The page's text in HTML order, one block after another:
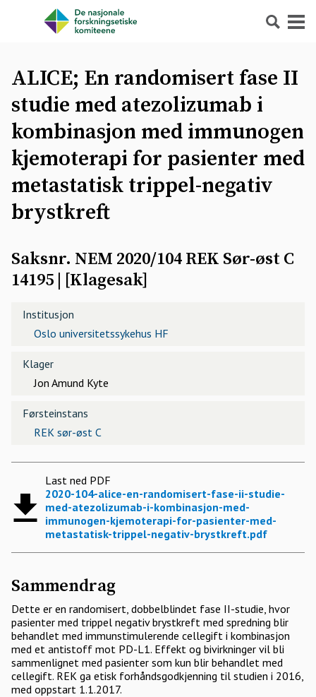
Søk Meny
ALICE; En randomisert fase II
studie med atezolizumab i
kombinasjon med immunogen
kjemoterapi for pasienter med
metastatisk trippel-negativ
brystkreft
Saksnr. NEM 2020/104 REK Sør-øst C
14195 | [Klagesak]
Institusjon
Oslo universitetssykehus HF
Klager
Jon Amund Kyte
Førsteinstans
REK sør-øst C
Last ned PDF
2020-104-alice-en-randomisert-fase-ii-studie-
med-atezolizumab-i-kombinasjon-med-
immunogen-kjemoterapi-for-pasienter-med-
metastatisk-trippel-negativ-brystkreft.pdf
Sammendrag
Dette er en randomisert, dobbelblindet fase II-studie, hvor
pasienter med trippel negativ brystkreft med spredning blir
behandlet med immunstimulerende cellegift i kombinasjon
med et antistoff mot PD-L1. Effekt og bivirkninger vil bli
sammenlignet med pasienter som kun blir behandlet med
cellegift. REK ga etisk forhåndsgodkjenning til studien i 2016,
med oppstart 1.1.2017.